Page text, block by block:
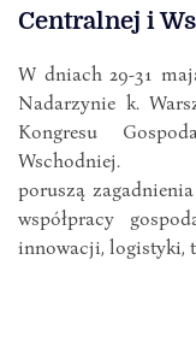
Centralnej i
W dniach 29-31
Nadarzynie k.
Kongresu
Wschodniej.
poruszą
współpracy
innowacji, logistyki,